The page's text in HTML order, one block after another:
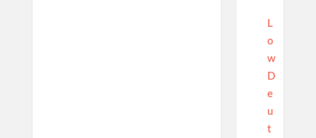
L
o
w
D
e
u
t